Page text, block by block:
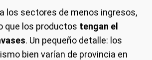
los sectores de menos ingresos,
que los productos tengan el
. Un pequeño detalle: los
bien varían de provincia en